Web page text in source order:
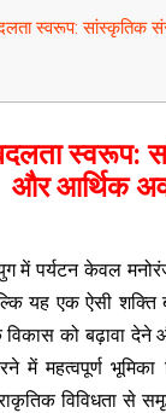
स्वरूप: सांस्कृतिक
स्वरूप:
और आर्थिक
में पर्यटन केवल
यह एक ऐसी
को बढ़ावा देने
में महत्वपूर्ण
विविधता से